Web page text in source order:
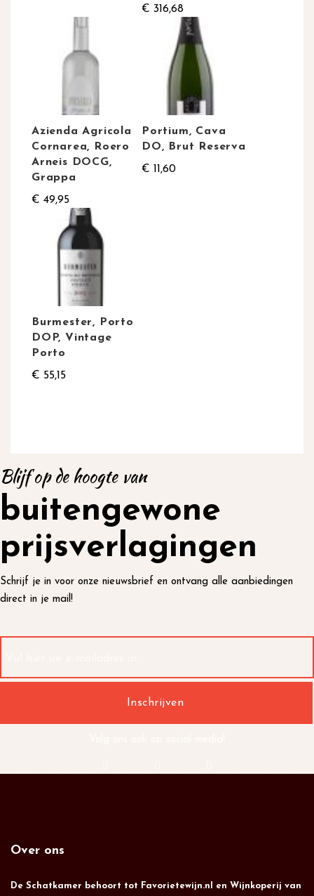
€ 316,68
Azienda Agricola
Cornarea, Roero
Arneis DOCG,
Grappa
€ 49,95
Portium, Cava
DO, Brut Reserva
€ 11,60
Burmester, Porto
DOP, Vintage
Porto
€ 55,15
Blijf op de hoogte van
buitengewone
prijsverlagingen
Schrijf je in voor onze nieuwsbrief en ontvang alle aanbiedingen
direct in je mail!
Over ons
De Schatkamer behoort tot Favorietewijn.nl en Wijnkoperij van